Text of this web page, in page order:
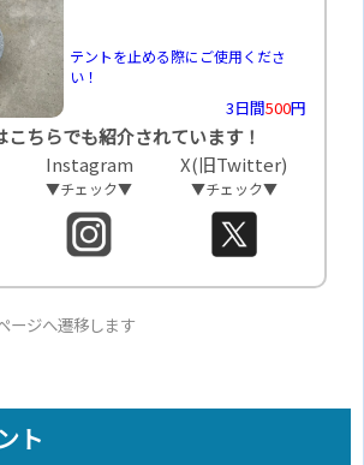
テントを止める際にご使用くださ
い！
3日間500円
こちらでも紹介されています！
Instagram
▼チェック▼
X(旧Twitter)
▼チェック▼
ージへ遷移します
ト